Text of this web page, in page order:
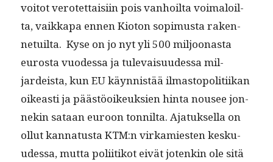
voitot verotet­taisi­in pois van­hoil­ta voimaloil­
ta, vaikka­pa ennen Kioton sopimus­ta raken­
ne­tu­il­ta. Kyse on jo nyt yli 500 miljoonas­ta
eurosta vuodessa ja tule­vaisu­udessa mil­
jardeista, kun EU käyn­nistää ilmastopoli­ti­ikan
oikeasti ja päästöoikeuk­sien hin­ta nousee jon­
nekin sataan euroon ton­nil­ta. Ajatuk­sel­la on
ollut kan­na­tus­ta KTM:n virkami­esten kesku­
udessa, mut­ta poli­itikot eivät jotenkin ole sitä